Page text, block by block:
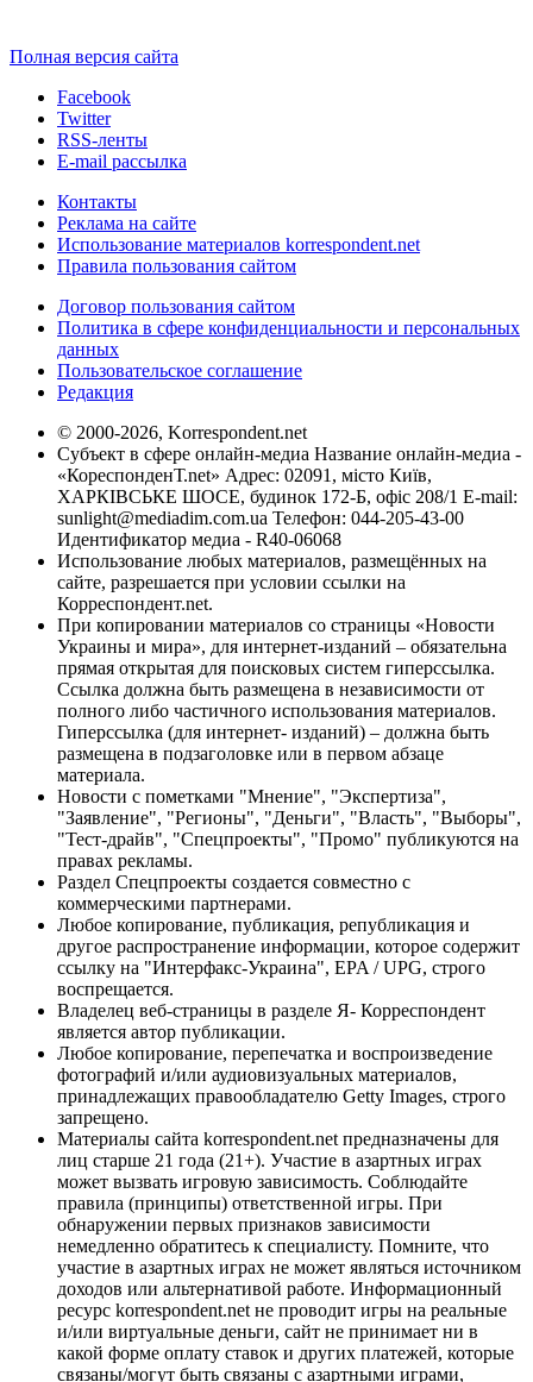
Полная версия сайта
Facebook
Twitter
RSS-ленты
E-mail рассылка
Контакты
Реклама на сайте
Использование материалов korrespondent.net
Правила пользования сайтом
Договор пользования сайтом
Политика в сфере конфиденциальности и персональных
данных
Пользовательское соглашение
Редакция
© 2000-2026, Korrespondent.net
Субъект в сфере онлайн-медиа Название онлайн-медиа -
«КореспонденТ.net» Адрес: 02091, місто Київ,
ХАРКІВСЬКЕ ШОСЕ, будинок 172-Б, офіс 208/1 E-mail:
sunlight@mediadim.com.ua Телефон: 044-205-43-00
Идентификатор медиа - R40-06068
Использование любых материалов, размещённых на
сайте, разрешается при условии ссылки на
Корреспондент.net.
При копировании материалов со страницы «Новости
Украины и мира», для интернет-изданий – обязательна
прямая открытая для поисковых систем гиперссылка.
Ссылка должна быть размещена в независимости от
полного либо частичного использования материалов.
Гиперссылка (для интернет- изданий) – должна быть
размещена в подзаголовке или в первом абзаце
материала.
Новости с пометками "Мнение", "Экспертиза",
"Заявление", "Регионы", "Деньги", "Власть", "Выборы",
"Тест-драйв", "Спецпроекты", "Промо" публикуются на
правах рекламы.
Раздел Спецпроекты создается совместно с
коммерческими партнерами.
Любое копирование, публикация, републикация и
другое распространение информации, которое содержит
ссылку на "Интерфакс-Украина", EPA / UPG, строго
воспрещается.
Владелец веб-страницы в разделе Я- Корреспондент
является автор публикации.
Любое копирование, перепечатка и воспроизведение
фотографий и/или аудиовизуальных материалов,
принадлежащих правообладателю Getty Images, строго
запрещено.
Материалы сайта korrespondent.net предназначены для
лиц старше 21 года (21+). Участие в азартных играх
может вызвать игровую зависимость. Соблюдайте
правила (принципы) ответственной игры. При
обнаружении первых признаков зависимости
немедленно обратитесь к специалисту. Помните, что
участие в азартных играх не может являться источником
доходов или альтернативой работе. Информационный
ресурс korrespondent.net не проводит игры на реальные
и/или виртуальные деньги, сайт не принимает ни в
какой форме оплату ставок и других платежей, которые
связаны/могут быть связаны с азартными играми,